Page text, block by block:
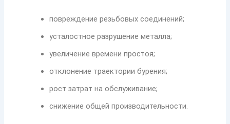
повреждение резьбовых соединений;
усталостное разрушение металла;
увеличение времени простоя;
отклонение траектории бурения;
рост затрат на обслуживание;
снижение общей производительности.